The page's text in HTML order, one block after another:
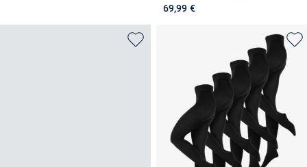
69,99 €